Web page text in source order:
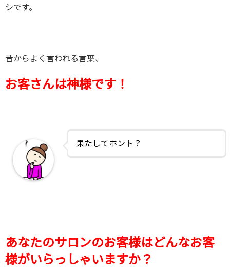
シです。
昔からよく言われる言葉、
お客さんは神様です！
果たしてホント？
あなたのサロンのお客様はどんなお客
様がいらっしゃいますか？